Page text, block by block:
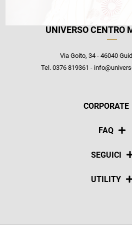
UNIVERSO CENTRO
Via Goito, 34 - 46040
Tel. 0376 819361 -
CORPORATE
Chi siamo
FAQ
Pagamenti
SEGUICI
Social
UTILITY